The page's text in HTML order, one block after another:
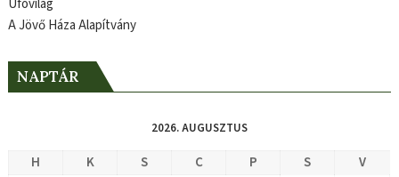
Ufóvilág
A Jövő Háza Alapítvány
NAPTÁR
2026. AUGUSZTUS
H K S C P S
V